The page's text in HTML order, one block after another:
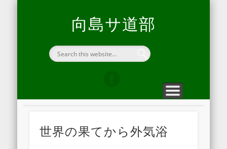
向島サ道部
世界の果てから外気浴